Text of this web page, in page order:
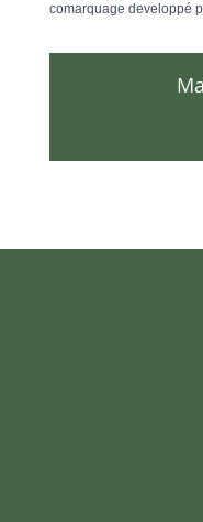
comarquage developpé